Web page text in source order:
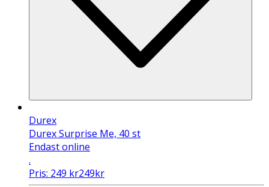
Durex
Durex Surprise Me, 40 st
Endast online
.
Pris: 249 kr249kr